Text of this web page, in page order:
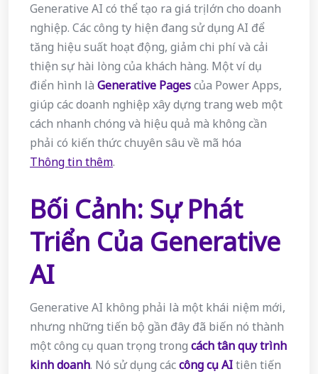
Generative AI có thể tạo ra giá trị lớn cho doanh
nghiệp. Các công ty hiện đang sử dụng AI để
tăng hiệu suất hoạt động, giảm chi phí và cải
thiện sự hài lòng của khách hàng. Một ví dụ
điển hình là Generative Pagescủa Power Apps,
giúp các doanh nghiệp xây dựng trang web một
cách nhanh chóng và hiệu quả mà không cần
phải có kiến thức chuyên sâu về mã hóa
Thông tin thêm.
Bối Cảnh: Sự Phát
Triển Của Generative
AI
Generative AI không phải là một khái niệm mới,
nhưng những tiến bộ gần đây đã biến nó thành
một công cụ quan trọng trong cách tân quy trình
kinh doanh. Nó sử dụng cáccông cụ AItiên tiến